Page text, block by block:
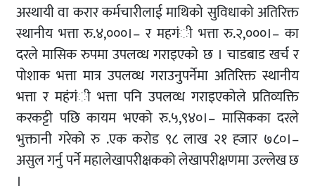
अस्थायी वा करार कर्मचारीलाई माथिको सुविधाको अतिरिक्त
स्थानीय भत्ता रु.४,०००।– र महगंी भत्ता रु.२,०००।– का
दरले मासिक रुपमा उपलव्ध गराइएको छ । चाडबाड खर्च र
पोशाक भत्ता मात्र उपलव्ध गराउनुपर्नेमा अतिरिक्त स्थानीय
भत्ता र महंगंी भत्ता पनि उपलव्ध गराइएकोले प्रतिव्यक्ति
करकट्टी पछि कायम भएको रु.५,९४०।– मासिकका दरले
भुक्तानी गरेको रु .एक करोड ९८ लाख २१ ह्जार ७८०।–
असुल गर्नु पर्ने महालेखापरीक्षकको लेखापरीक्षणमा उल्लेख छ
।